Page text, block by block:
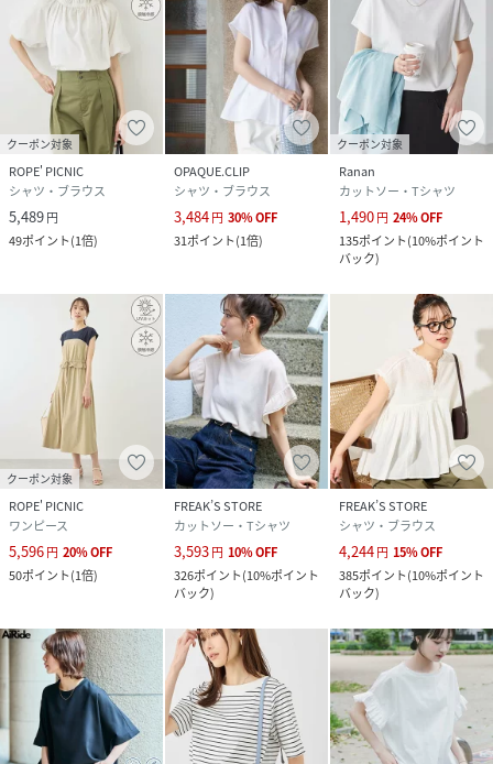
クーポン対象
ROPE' PICNIC
シャツ・ブラウス
5,489円
49ポイント(1倍)
OPAQUE.CLIP
シャツ・ブラウス
3,484円 30%OFF
31ポイント(1倍)
クーポン対象
Ranan
カットソー・Tシャツ
1,490円 24%OFF
135ポイント(10%ポイント
バック)
クーポン対象
ROPE' PICNIC
ワンピース
5,596円 20%OFF
50ポイント(1倍)
FREAK’S STORE
カットソー・Tシャツ
3,593円 10%OFF
326ポイント(10%ポイント
バック)
FREAK’S STORE
シャツ・ブラウス
4,244円 15%OFF
385ポイント(10%ポイント
バック)